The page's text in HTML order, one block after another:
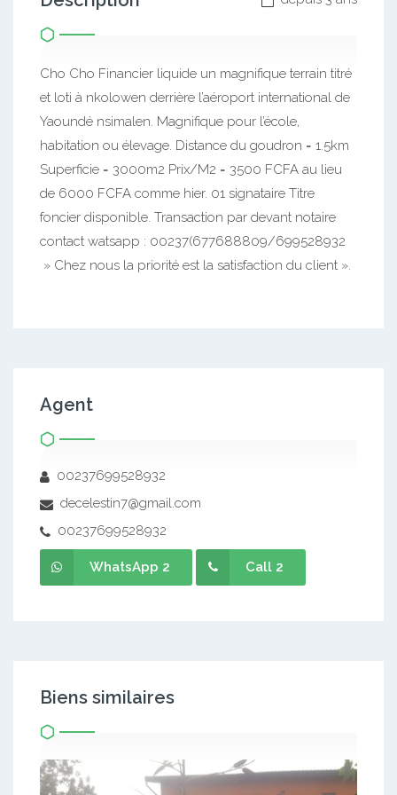
Cho Cho Financier liquide un magnifique terrain titré
et loti à nkolowen derrière l’aéroport international de
Yaoundé nsimalen. Magnifique pour l’école,
habitation ou élevage. Distance du goudron = 1.5km
Superficie = 3000m2 Prix/M2 = 3500 FCFA au lieu
de 6000 FCFA comme hier. 01 signataire Titre
foncier disponible. Transaction par devant notaire
contact watsapp : 00237(677688809/699528932
» Chez nous la priorité est la satisfaction du client ».
Agent
00237699528932
decelestin7@gmail.com
00237699528932
WhatsApp 2 Call 2
Biens similaires